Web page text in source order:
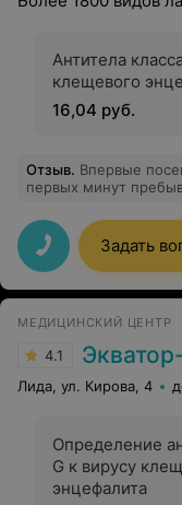
Антитела
клещевого
16,04 руб.
Отзыв. Впервые
первых минут
очень приветливый и
Подскажет и
процедурном
быстро взяла кровь.
Задать
МЕДИЦИНСКИЙ ЦЕНТР
4.1
Лида, ул. Кирова, 4
Определение
G к вирусу
энцефалита